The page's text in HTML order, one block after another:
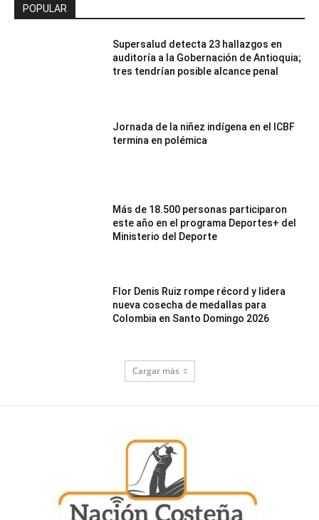
POPULAR
Supersalud detecta 23 hallazgos en
auditoría a la Gobernación de Antioquia;
tres tendrían posible alcance penal
Jornada de la niñez indígena en el ICBF
termina en polémica
Más de 18.500 personas participaron
este año en el programa Deportes+ del
Ministerio del Deporte
Flor Denis Ruiz rompe récord y lidera
nueva cosecha de medallas para
Colombia en Santo Domingo 2026
Cargar más